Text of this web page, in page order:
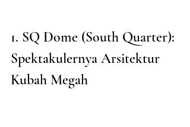
1. SQ Dome (South Quarter):
Spektakulernya Arsitektur
Kubah Megah